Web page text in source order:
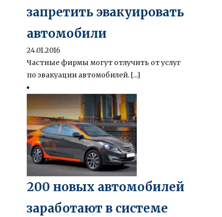
запретить эвакуировать
автомобили
24.01.2016
Частные фирмы могут отлучить от услуг
по эвакуации автомобилей. [...]
200 новых автомобилей
заработают в системе